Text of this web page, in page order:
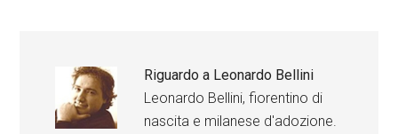
Riguardo a Leonardo Bellini
Leonardo Bellini, fiorentino di
nascita e milanese d'adozione.